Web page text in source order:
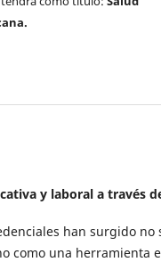
y laboral a través
han surgido
como una herramienta